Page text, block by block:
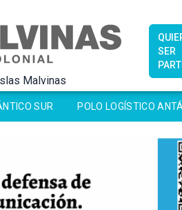
Antártida
-0.8° Ushuaia
Malvinas
Antártida
-0.8° Ushuaia
SER
SUR POLO LOGÍSTICO